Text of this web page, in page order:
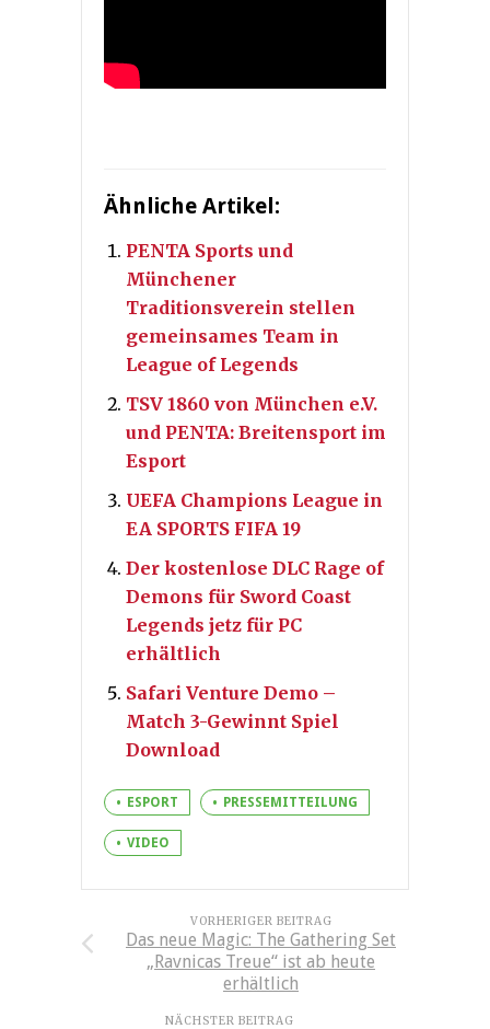
Ähnliche Artikel:
PENTA Sports und
Münchener
Traditionsverein stellen
gemeinsames Team in
League of Legends
TSV 1860 von München e.V.
und PENTA: Breitensport im
Esport
UEFA Champions League in
EA SPORTS FIFA 19
Der kostenlose DLC Rage of
Demons für Sword Coast
Legends jetz für PC
erhältlich
Safari Venture Demo –
Match 3-Gewinnt Spiel
Download
ESPORT PRESSEMITTEILUNG
VIDEO
VORHERIGER BEITRAG
Das neue Magic: The Gathering Set
„Ravnicas Treue“ ist ab heute
erhältlich
NÄCHSTER BEITRAG